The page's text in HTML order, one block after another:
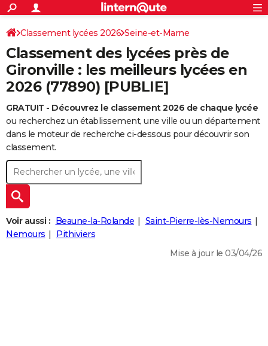
ACTUALITÉS
Politique
Société
Faits Divers
Education
Monde
Villes
+
SPORT
Coupe du monde 2026
Football
Tennis
Cyclisme
Rugby
Forum
CULTURE
Programme TV
TNT
Streaming
Cinéma
Sorties cinéma
Musique
+
FINANCE
Retraite
Impôts
Epargne
Immobilier
Risques naturels par ville
Banque
Assurance
Crédit
AUTO
Essais
Réserver un essai
Citadines
Berlines
SUV
Forum auto
+
HIGH-TECH
BRICOLAGE
Forum
Aménagement intérieur
Extérieur
Cuisine
Salle de bains
Jardinage
Rangement
+WEEK-END
Guides de France
Escapades
Patrimoine
Expositions
Musées
Week-end nature
+
LIFESTYLE
Art de vivre
Bien-être
Loisirs
Mode
Modes de vie
+SANTE
S'inscrire
Connexion
Classement lycées 2026 Seine-et-Marne
Classement des lycées près de
Gironville : les meilleurs lycées en
2026 (77890) [PUBLIE]
GRATUIT - Découvrez le classement 2026 de chaque lycée
ou recherchez un établissement, une ville ou un département
dans le moteur de recherche ci-dessous pour découvrir son
classement.
Voir aussi : Beaune-la-Rolande
Saint-Pierre-lès-Nemours
Nemours
Pithiviers
Mise à jour le 03/04/26